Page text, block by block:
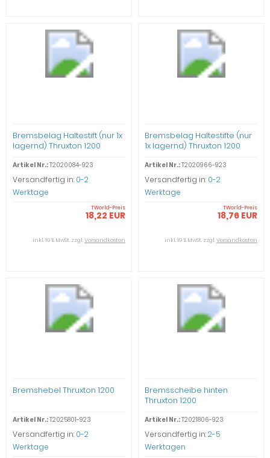
Bremsbelag Haltestift (nur 1x
lagernd) Thruxton 1200
Artikel Nr.:T2020084-923
Versandfertig in: 0-2
Werktage
TWorld-Preis
18,22 EUR
inkl. 19 % MwSt. zzgl.Versandkosten
Bremsbelag Haltestifte (nur
1x lagernd) Thruxton 1200
Artikel Nr.:T2020966-923
Versandfertig in: 0-2
Werktage
TWorld-Preis
18,76 EUR
inkl. 19 % MwSt. zzgl.Versandkosten
Bremshebel Thruxton 1200
Artikel Nr.:T2025801-923
Versandfertig in: 0-2
Werktage
Bremsscheibe hinten
Thruxton 1200
Artikel Nr.:T2021806-923
Versandfertig in:2-5
Werktagen